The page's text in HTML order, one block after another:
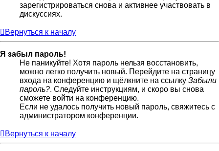
зарегистрироваться снова и активнее участвовать в
дискуссиях.
Вернуться к началу
Я забыл пароль!
Не паникуйте! Хотя пароль нельзя восстановить,
можно легко получить новый. Перейдите на страницу
входа на конференцию и щёлкните на ссылку Забыли
пароль?. Следуйте инструкциям, и скоро вы снова
сможете войти на конференцию.
Если не удалось получить новый пароль, свяжитесь с
администратором конференции.
Вернуться к началу